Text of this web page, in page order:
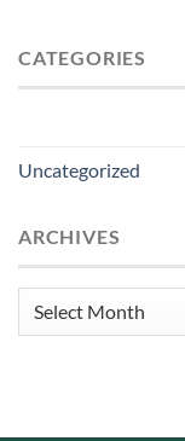
CATEGORIES
Uncategorized
ARCHIVES
Archives